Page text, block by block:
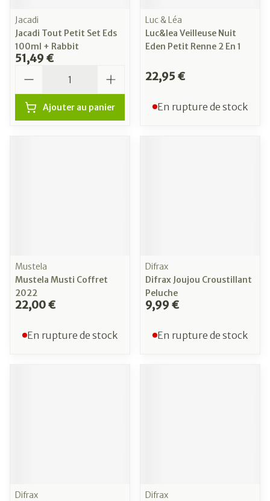
Jacadi
Jacadi Tout Petit Set Eds
100ml + Rabbit
51,49 €
Ajouter au panier
Luc & Léa
Luc&lea Veilleuse Nuit
Eden Petit Renne 2 En 1
22,95 €
En rupture de stock
Mustela
Mustela Musti Coffret
2022
22,00 €
En rupture de stock
Difrax
Difrax Joujou Croustillant
Peluche
9,99 €
En rupture de stock
Difrax
Difrax